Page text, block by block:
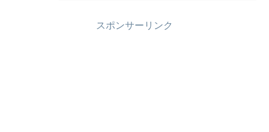
スポンサーリンク